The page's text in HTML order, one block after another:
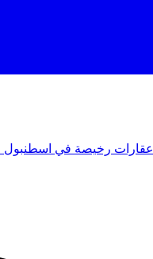
عقارات رخيصة في اسطنبول